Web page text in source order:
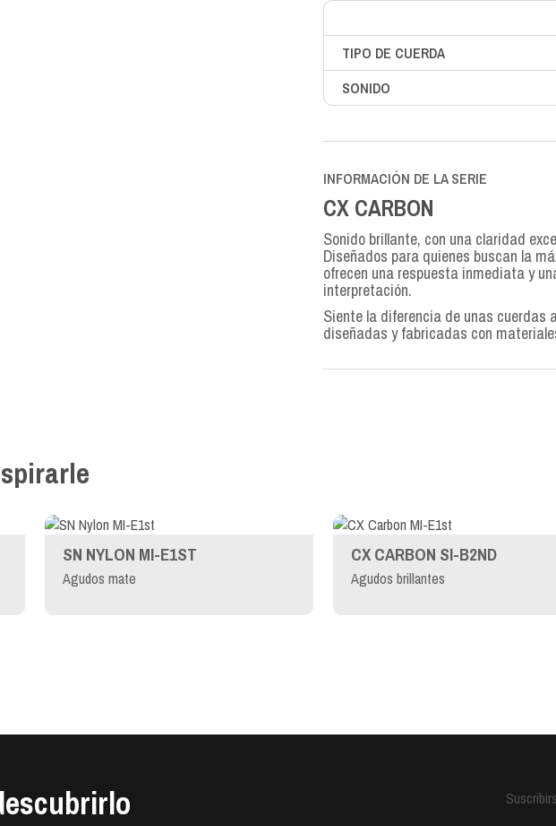
TIPO DE CUERDA
SONIDO
INFORMACIÓN DE LA SERIE
CX CARBON
Sonido brillante, con una claridad
Diseñados para quienes buscan la
ofrecen una respuesta inmediata y
interpretación.
Siente la diferencia de unas
diseñadas y fabricadas con
SN NYLON MI-E1ST
Agudos mate
CX CARBON SI-B2ND
Agudos brillantes